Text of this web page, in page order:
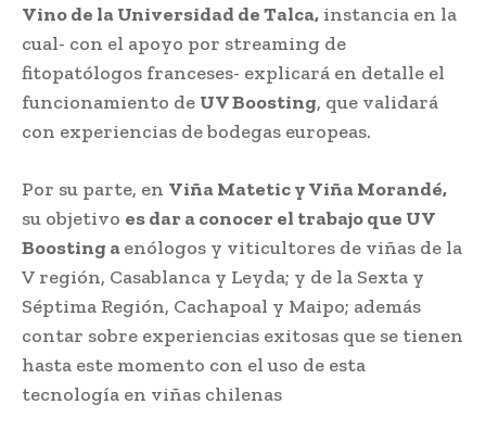
Vino de la Universidad de Talca, instancia en la
cual- con el apoyo por streaming de
fitopatólogos franceses- explicará en detalle el
funcionamiento de UV Boosting, que validará
con experiencias de bodegas europeas.
Por su parte, en Viña Matetic y Viña Morandé,
su objetivo es dar a conocer el trabajo que UV
Boosting aenólogos y viticultores de viñas de la
V región, Casablanca y Leyda; y de la Sexta y
Séptima Región, Cachapoal y Maipo; además
contar sobre experiencias exitosas que se tienen
hasta este momento con el uso de esta
tecnología en viñas chilenas